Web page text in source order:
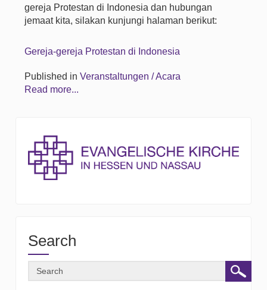
gereja Protestan di Indonesia dan hubungan
jemaat kita, silakan kunjungi halaman berikut:
Gereja-gereja Protestan di Indonesia
Published in Veranstaltungen / Acara
Read more...
Search